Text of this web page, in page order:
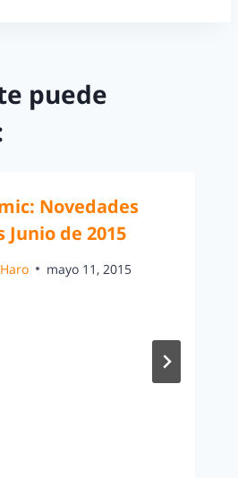
puede
Novedades
Junio de 2015
mayo 11, 2015